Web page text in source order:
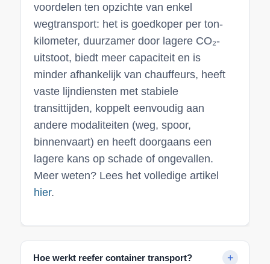
voordelen ten opzichte van enkel
wegtransport: het is goedkoper per ton-
kilometer, duurzamer door lagere CO₂-
uitstoot, biedt meer capaciteit en is
minder afhankelijk van chauffeurs, heeft
vaste lijndiensten met stabiele
transittijden, koppelt eenvoudig aan
andere modaliteiten (weg, spoor,
binnenvaart) en heeft doorgaans een
lagere kans op schade of ongevallen.
Meer weten? Lees het volledige artikel
hier.
Hoe werkt reefer container transport?